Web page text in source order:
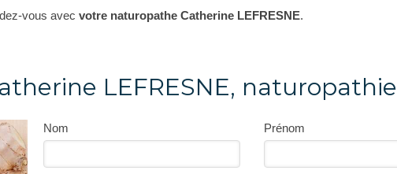
vous avec votre naturopathe Catherine LEFRESNE.
LEFRESNE, naturopathie
Nom Prénom